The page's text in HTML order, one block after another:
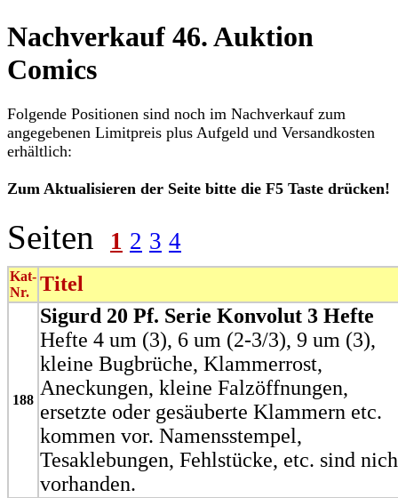
Nachverkauf 46. Auktion
Comics
Folgende Positionen sind noch im Nachverkauf zum
angegebenen Limitpreis plus Aufgeld und Versandkosten
erhältlich:
Zum Aktualisieren der Seite bitte die F5 Taste drücken!
Seiten 1 2 3 4
Kat-
Nr.
Titel
188
Sigurd 20 Pf. Serie Konvolut 3 Hefte
Hefte 4 um (3), 6 um (2-3/3), 9 um (3),
kleine Bugbrüche, Klammerrost,
Aneckungen, kleine Falzöffnungen,
ersetzte oder gesäuberte Klammern etc.
kommen vor. Namensstempel,
Tesaklebungen, Fehlstücke, etc. sind
vorhanden.